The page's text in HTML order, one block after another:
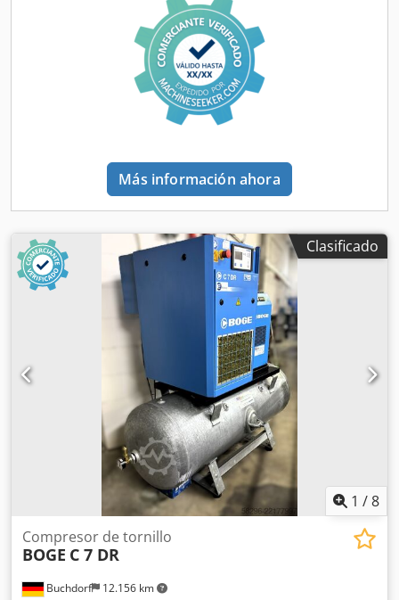
Más información ahora
Clasificado
1 /8
Buchdorf 12.156 km
Compresor de tornillo
BOGE C 7 DR